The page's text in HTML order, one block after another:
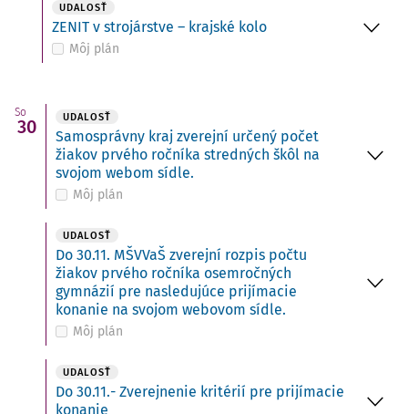
UDALOSŤ
ZENIT v strojárstve – krajské kolo
Môj plán
So
30 UDALOSŤ
Samosprávny kraj zverejní určený počet
žiakov prvého ročníka stredných škôl na
svojom webom sídle.
Môj plán
UDALOSŤ
Do 30.11. MŠVVaŠ zverejní rozpis počtu
žiakov prvého ročníka osemročných
gymnázií pre nasledujúce prijímacie
konanie na svojom webovom sídle.
Môj plán
UDALOSŤ
Do 30.11.- Zverejnenie kritérií pre prijímacie
konanie